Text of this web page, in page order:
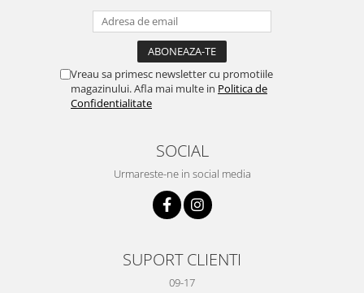
Vreau sa primesc newsletter cu promotiile
magazinului. Afla mai multe in Politica de
Confidentialitate
SOCIAL
Urmareste-ne in social media
SUPORT CLIENTI
09-17